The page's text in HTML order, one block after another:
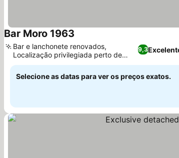
Bar Moro 1963
9,3
Bar e lanchonete renovados,
Localização privilegiada perto de
atrações locais
Selecione as datas para ver os preços exatos.